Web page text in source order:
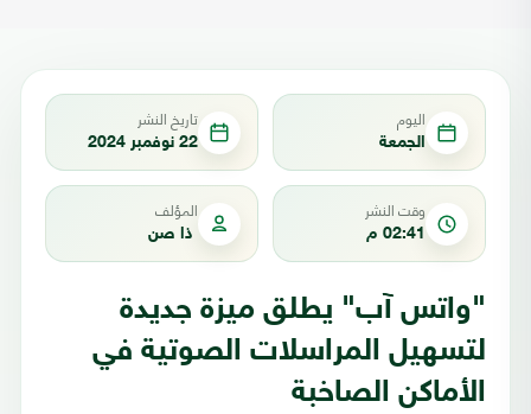
اليوم
الجمعة
تاريخ النشر
22 نوفمبر 2024
وقت النشر
02:41 م
المؤلف
ذا صن
"واتس آب" يطلق ميزة جديدة
لتسهيل المراسلات الصوتية في
الأماكن الصاخبة